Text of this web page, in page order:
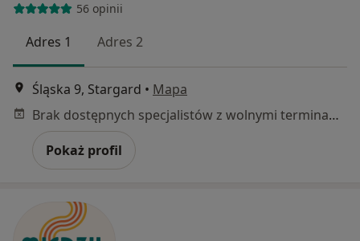
56 opinii
Adres 1 Adres 2
Śląska 9, Stargard • Mapa
Brak dostępnych specjalistów z wolnymi terminami w tym centrum medycznym.
Pokaż profil